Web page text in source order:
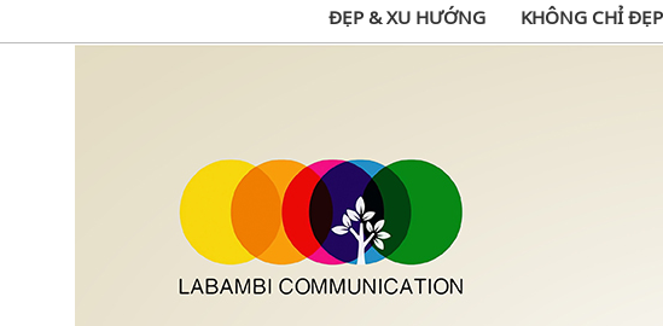
ĐẸP & XU HƯỚNG KHÔNG CHỈ ĐẸP